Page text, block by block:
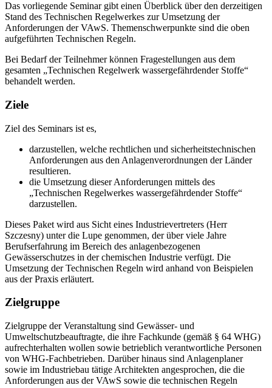
Das vorliegende Seminar gibt einen Überblick über den derzeitigen
Stand des Technischen Regelwerkes zur Umsetzung der
Anforderungen der VAwS. Themenschwerpunkte sind die oben
aufgeführten Technischen Regeln.
Bei Bedarf der Teilnehmer können Fragestellungen aus dem
gesamten „Technischen Regelwerk wassergefährdender Stoffe“
behandelt werden.
Ziele
Ziel des Seminars ist es,
darzustellen, welche rechtlichen und sicherheitstechnischen
Anforderungen aus den Anlagenverordnungen der Länder
resultieren.
die Umsetzung dieser Anforderungen mittels des
„Technischen Regelwerkes wassergefährdender Stoffe“
darzustellen.
Dieses Paket wird aus Sicht eines Industrievertreters (Herr
Szczesny) unter die Lupe genommen, der über viele Jahre
Berufserfahrung im Bereich des anlagenbezogenen
Gewässerschutzes in der chemischen Industrie verfügt. Die
Umsetzung der Technischen Regeln wird anhand von Beispielen
aus der Praxis erläutert.
Zielgruppe
Zielgruppe der Veranstaltung sind Gewässer- und
Umweltschutzbeauftragte, die ihre Fachkunde (gemäß § 64 WHG)
aufrechterhalten wollen sowie betrieblich verantwortliche Personen
von WHG-Fachbetrieben. Darüber hinaus sind Anlagenplaner
sowie im Industriebau tätige Architekten angesprochen, die die
Anforderungen aus der VAwS sowie die technischen Regeln